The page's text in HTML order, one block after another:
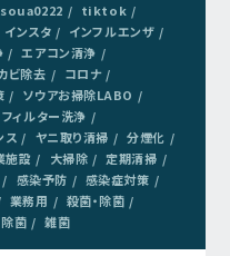
soua0222
tiktok
インスタ
インフルエンザ
エアコン清浄
ビ除去
コロナ
ソウアお掃除LABO
フィルター洗浄
ス ヤニ取り清掃
分煙化
施設 大掃除
定期清掃
感染予防
感染症対策
業務用
殺菌・除菌
除菌 雑菌